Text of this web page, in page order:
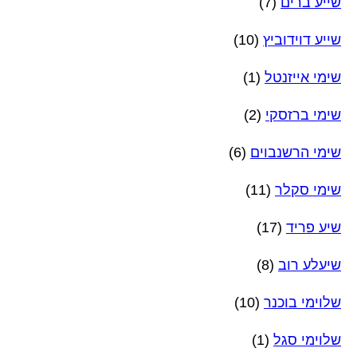
שייע דוידוביץ (10)
שימי אייזנטל (1)
שימי ברזסקי (2)
שימי הרשנבוים (6)
שימי סקלר (11)
שיע פריד (17)
שיעלע רוב (8)
שלוימי בוכנר (10)
שלוימי סגל (1)